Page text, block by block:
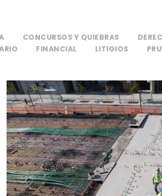
CONCURSOS Y QUIEBRAS
FINANCIAL LITIGIOS